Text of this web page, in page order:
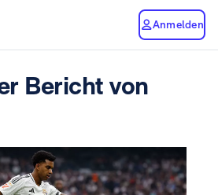
Anmelden
Bericht von